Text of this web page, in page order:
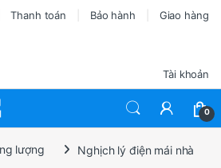
Thanh toán Bảo hành Giao hàng
Tài khoản
0
lượng Nghịch lý điện mái nhà